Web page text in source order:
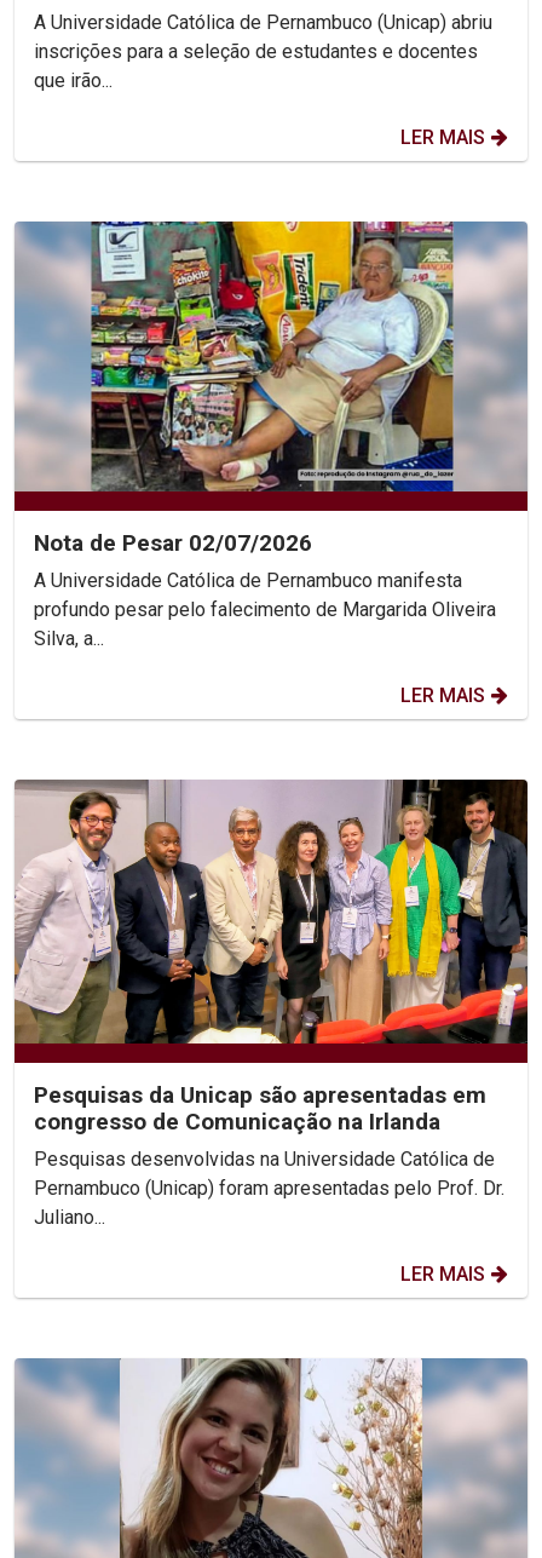
A Universidade Católica de Pernambuco (Unicap) abriu
inscrições para a seleção de estudantes e docentes
que irão...
LER MAIS
Nota de Pesar 02/07/2026
A Universidade Católica de Pernambuco manifesta
profundo pesar pelo falecimento de Margarida Oliveira
Silva, a...
LER MAIS
Pesquisas da Unicap são apresentadas em
congresso de Comunicação na Irlanda
Pesquisas desenvolvidas na Universidade Católica de
Pernambuco (Unicap) foram apresentadas pelo Prof. Dr.
Juliano...
LER MAIS